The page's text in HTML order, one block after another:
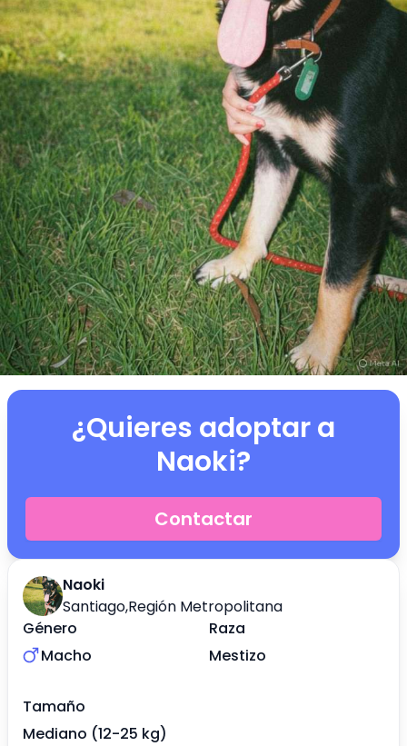
Naoki
Santiago,Región Metropolitana
Género
Macho
Raza
Mestizo
Tamaño
Mediano (12-25 kg)
¿Quieres adoptar a
Naoki?
Contactar